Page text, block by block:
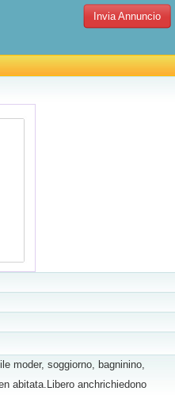
Invia Annuncio
moder, soggiorno, bagninino,
abitata.Libero anchrichiedono